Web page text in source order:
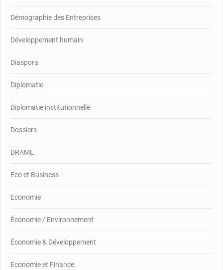
Démographie des Entreprises
Développement humain
Diaspora
Diplomatie
Diplomatie institutionnelle
Dossiers
DRAME
Eco et Business
Economie
Économie / Environnement
Économie & Développement
Economie et Finance